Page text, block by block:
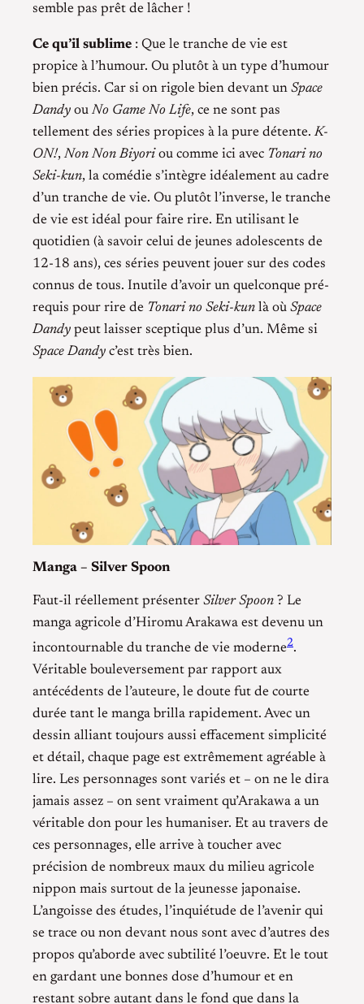
semble pas prêt de lâcher !
Ce qu’il sublime : Que le tranche de vie est
propice à l’humour. Ou plutôt à un type d’humour
bien précis. Car si on rigole bien devant un Space
Dandy ou No Game No Life, ce ne sont pas
tellement des séries propices à la pure détente. K-
ON!, Non Non Biyoriou comme ici avec Tonari no
Seki-kun, la comédie s’intègre idéalement au cadre
d’un tranche de vie. Ou plutôt l’inverse, le tranche
de vie est idéal pour faire rire. En utilisant le
quotidien (à savoir celui de jeunes adolescents de
12-18 ans), ces séries peuvent jouer sur des codes
connus de tous. Inutile d’avoir un quelconque pré-
requis pour rire de Tonari no Seki-kun là où Space
Dandy peut laisser sceptique plus d’un. Même si
Space Dandy c’est très bien.
Manga – Silver Spoon
Faut-il réellement présenter Silver Spoon ? Le
manga agricole d’Hiromu Arakawa est devenu un
incontournable du tranche de vie moderne2.
Véritable bouleversement par rapport aux
antécédents de l’auteure, le doute fut de courte
durée tant le manga brilla rapidement. Avec un
dessin alliant toujours aussi effacement simplicité
et détail, chaque page est extrêmement agréable à
lire. Les personnages sont variés et – on ne le dira
jamais assez – on sent vraiment qu’Arakawa a un
véritable don pour les humaniser. Et au travers de
ces personnages, elle arrive à toucher avec
précision de nombreux maux du milieu agricole
nippon mais surtout de la jeunesse japonaise.
L’angoisse des études, l’inquiétude de l’avenir qui
se trace ou non devant nous sont avec d’autres des
propos qu’aborde avec subtilité l’oeuvre. Et le tout
en gardant une bonnes dose d’humour et en
restant sobre autant dans le fond que dans la